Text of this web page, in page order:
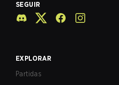
SEGUIR
EXPLORAR
Partidas